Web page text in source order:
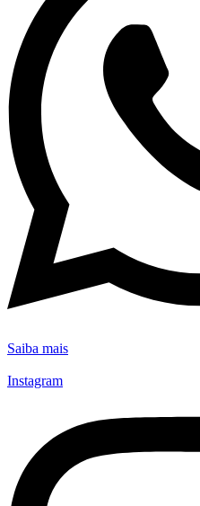
Saiba mais
Instagram